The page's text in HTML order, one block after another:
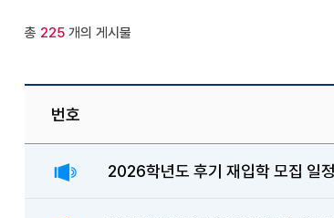
총 225개의 게시물
번호
2026학년도 후기 재입학 모집 일